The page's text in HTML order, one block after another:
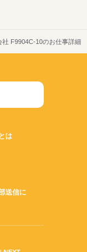
社 F9904C-10のお仕事詳細
は
送信に